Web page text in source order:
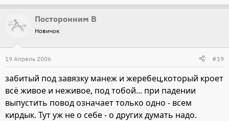
Посторонним В
Новичок
19 Апрель 2006 #19
забитый под завязку манеж и жеребец,который кроет
всё живое и неживое, под тобой... при падении
выпустить повод означает только одно - всем
кирдык. Тут уж не о себе - о других думать надо.